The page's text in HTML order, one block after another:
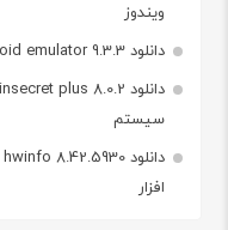
ویندوز
دانلود memu android emulator 9.3.3 شبیه ساز اندروید در ویندوز
سیستم
افزار